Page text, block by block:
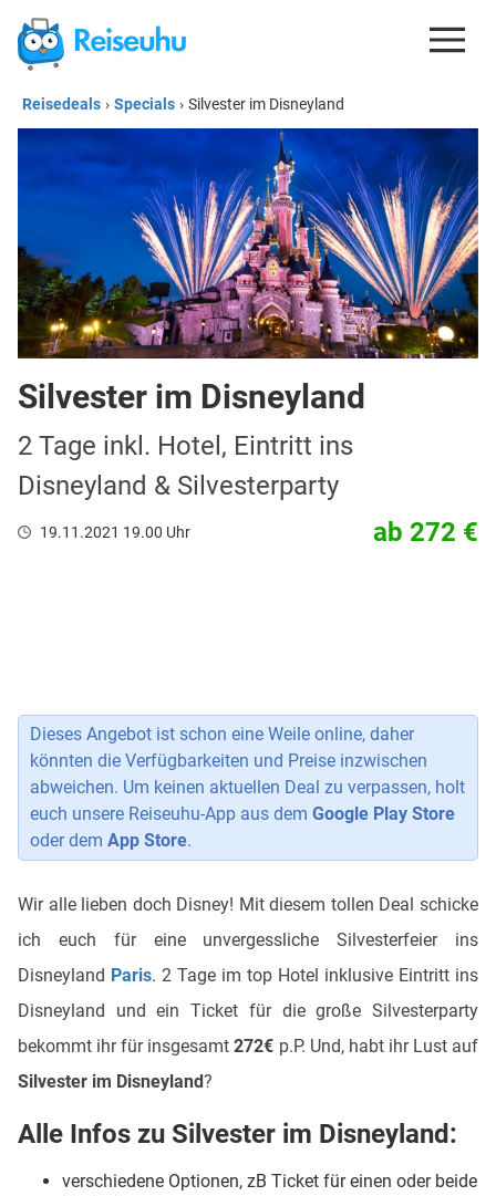
REISEDEALS
GUTSCHEINE
KREDITKARTEN
ESIM
REISEBLOG
Reisedeals › Specials › Silvester im Disneyland
Silvester im Disneyland
2 Tage inkl. Hotel, Eintritt ins
Disneyland & Silvesterparty
19.11.2021 19.00 Uhr ab 272 €
Dieses Angebot ist schon eine Weile online, daher
könnten die Verfügbarkeiten und Preise inzwischen
abweichen. Um keinen aktuellen Deal zu verpassen, holt
euch unsere Reiseuhu-App aus dem Google Play Store
oder dem App Store.
Wir alle lieben doch Disney! Mit diesem tollen Deal schicke
ich euch für eine unvergessliche Silvesterfeier ins
Disneyland Paris. 2 Tage im top Hotel inklusive Eintritt ins
Disneyland und ein Ticket für die große Silvesterparty
bekommt ihr für insgesamt272€ p.P. Und, habt ihr Lust auf
Silvester im Disneyland?
Alle Infos zu Silvester im Disneyland:
verschiedene Optionen, zB Ticket für einen oder beide